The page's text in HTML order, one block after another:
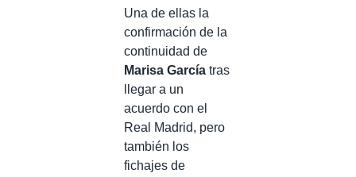
Una de ellas la
confirmación de la
continuidad de
Marisa García tras
llegar a un
acuerdo con el
Real Madrid, pero
también los
fichajes de